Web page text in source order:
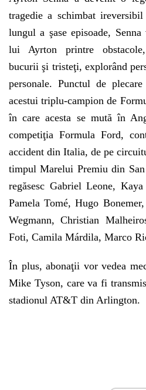
tragedie a schimbat
lungul a şase episoade,
lui Ayrton printre
bucurii şi tristeţi, explorând
personale. Punctul de
acestui triplu-campion de
în care acesta se mută în
competiţia Formula Ford,
accident din Italia, de pe
timpul Marelui Premiu din
regăsesc Gabriel Leone,
Pamela Tomé, Hugo
Wegmann, Christian
Foti, Camila Márdila, Marco
În plus, abonaţii vor vedea
Mike Tyson, care va fi
stadionul AT&T din Arlington.